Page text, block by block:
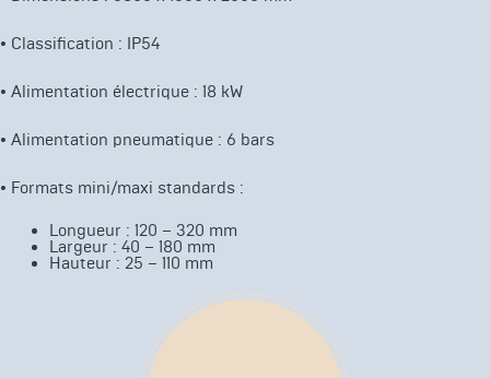
• Classification : IP54
• Alimentation électrique : 18 kW
• Alimentation pneumatique : 6 bars
• Formats mini/maxi standards :
Longueur : 120 – 320 mm
Largeur : 40 – 180 mm
Hauteur : 25 – 110 mm